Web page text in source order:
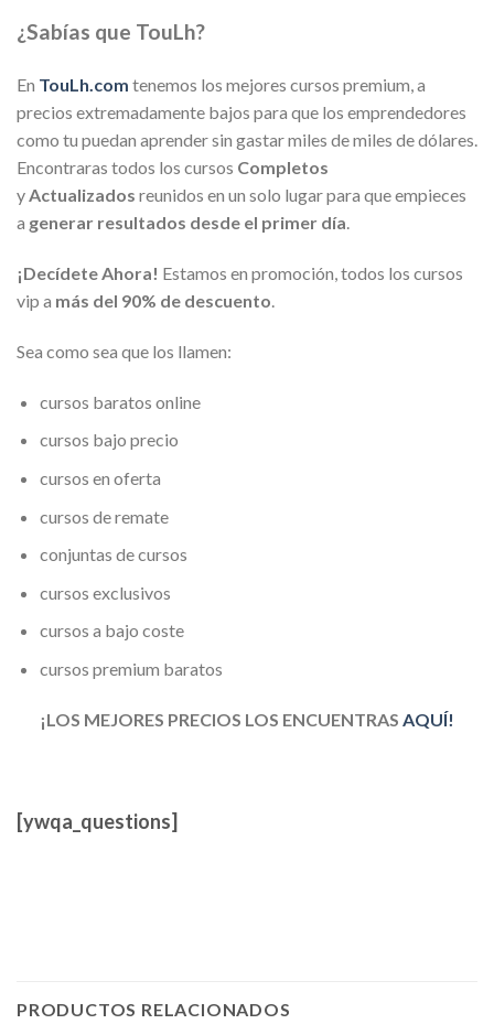
¿Sabías que TouLh?
En TouLh.com tenemos los mejores cursos premium, a
precios extremadamente bajos para que los emprendedores
como tu puedan aprender sin gastar miles de miles de dólares.
Encontraras todos los cursos Completos
yActualizados reunidos en un solo lugar para que empieces
a generar resultados desde el primer día.
¡Decídete Ahora! Estamos en promoción, todos los cursos
vip a más del 90% de descuento.
Sea como sea que los llamen:
cursos baratos online
cursos bajo precio
cursos en oferta
cursos de remate
conjuntas de cursos
cursos exclusivos
cursos a bajo coste
cursos premium baratos
¡LOS MEJORES PRECIOS LOS ENCUENTRAS AQUÍ!
[ywqa_questions]
PRODUCTOS RELACIONADOS